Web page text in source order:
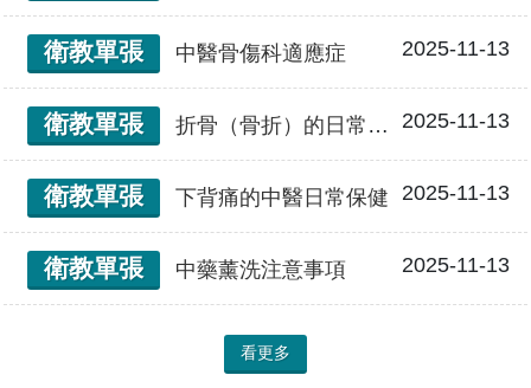
衛教單張 中醫骨傷科適應症 2025-11-13
衛教單張 折骨（骨折）的日常保健 2025-11-13
衛教單張 下背痛的中醫日常保健 2025-11-13
衛教單張 中藥薰洗注意事項 2025-11-13
看更多